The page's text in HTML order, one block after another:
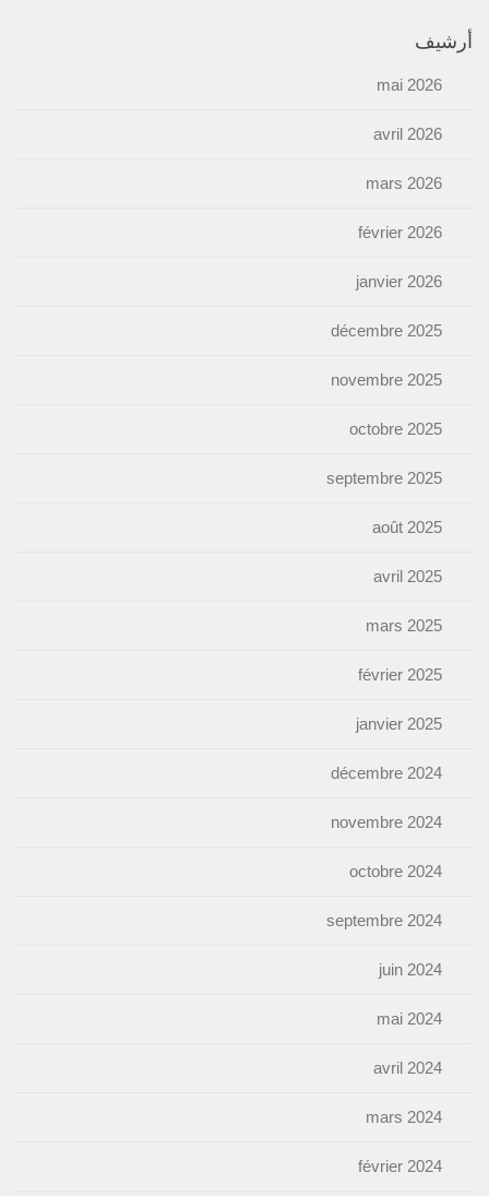
أرشيف
mai 2026
avril 2026
mars 2026
février 2026
janvier 2026
décembre 2025
novembre 2025
octobre 2025
septembre 2025
août 2025
avril 2025
mars 2025
février 2025
janvier 2025
décembre 2024
novembre 2024
octobre 2024
septembre 2024
juin 2024
mai 2024
avril 2024
mars 2024
février 2024